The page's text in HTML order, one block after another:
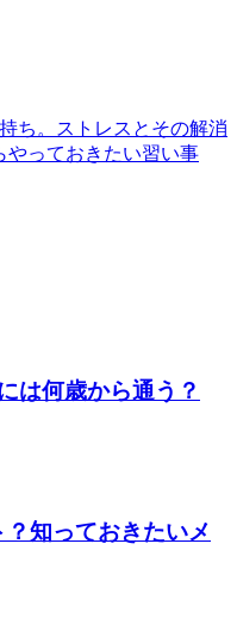
ち。ストレスとその解消
やっておきたい習い事
は何歳から通う？
知っておきたいメ